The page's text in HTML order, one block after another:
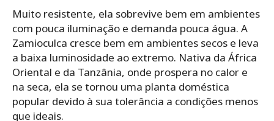
Muito resistente, ela sobrevive bem em ambientes
com pouca iluminação e demanda pouca água. A
Zamioculca cresce bem em ambientes secos e leva
a baixa luminosidade ao extremo. Nativa da África
Oriental e da Tanzânia, onde prospera no calor e
na seca, ela se tornou uma planta doméstica
popular devido à sua tolerância a condições menos
que ideais.